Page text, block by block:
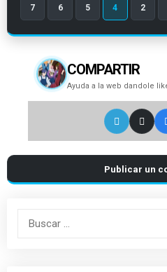
number
7 6 5 4 2
COMPARTIR
Ayuda a la web dandole
Publicar un
Buscar: